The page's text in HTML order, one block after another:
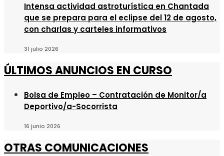
Intensa actividad astroturística en Chantada
que se prepara para el eclipse del 12 de agosto,
con charlas y carteles informativos
31 julio 2026
ÚLTIMOS ANUNCIOS EN CURSO
Bolsa de Empleo – Contratación de Monitor/a
Deportivo/a-Socorrista
16 junio 2026
OTRAS COMUNICACIONES